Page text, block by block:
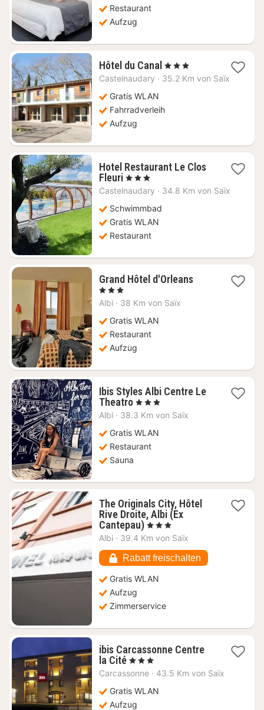
Restaurant
Aufzug
Hôtel du Canal 1
Nacht
€
, 3 Sterne
Castelnaudary · 35.2 Km von Saïx
Gratis WLAN
Fahrradverleih
Aufzug
Hotel Restaurant Le Clos
Fleuri1
Nacht
99,55
€
, 3 Sterne
Castelnaudary · 34.8 Km von Saïx
Schwimmbad
Gratis WLAN
Restaurant
Grand Hôtel d'Orleans1
, 3 Sterne
Albi · 38 Km von Saïx
Gratis WLAN
Restaurant
Aufzug
Ibis Styles Albi Centre Le
Theatro1
Nacht
86,36
€
, 3 Sterne
Albi · 38.3 Km von Saïx
Gratis WLAN
Restaurant
Sauna
The Originals City, Hôtel
Rive Droite, Albi (Ex
Cantepau)1
Nacht
91,82
€
, 3 Sterne
Albi · 39.4 Km von Saïx
Rabatt freischalten
Gratis WLAN
Aufzug
Zimmerservice
ibis Carcassonne Centre
la Cité1
Nacht
81,82
€
, 3 Sterne
Carcassonne · 43.5 Km von Saïx
Gratis WLAN
Aufzug